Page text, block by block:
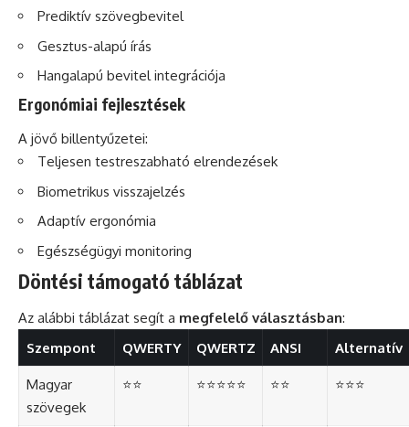
Prediktív szövegbevitel
Gesztus-alapú írás
Hangalapú bevitel integrációja
Ergonómiai fejlesztések
A jövő billentyűzetei:
Teljesen testreszabható elrendezések
Biometrikus visszajelzés
Adaptív ergonómia
Egészségügyi monitoring
Döntési támogató táblázat
Az alábbi táblázat segít a megfelelő választásban:
Szempont
QWERTY QWERTZ ANSI Alternatív
Magyar
szövegek
⭐⭐ ⭐⭐⭐⭐⭐ ⭐⭐ ⭐⭐⭐